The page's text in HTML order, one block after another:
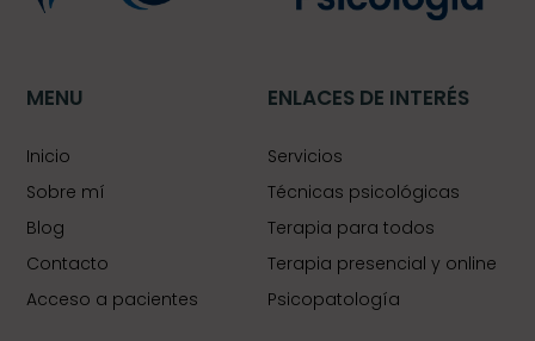
MENU
Inicio
Sobre mí
Blog
Contacto
Acceso a pacientes
ENLACES DE INTERÉS
Servicios
Técnicas psicológicas
Terapia para todos
Terapia presencial y online
Psicopatología